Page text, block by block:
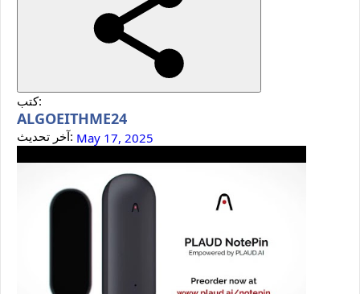
كتب:
ALGOEITHME24
آخر تحديث: May 17, 2025